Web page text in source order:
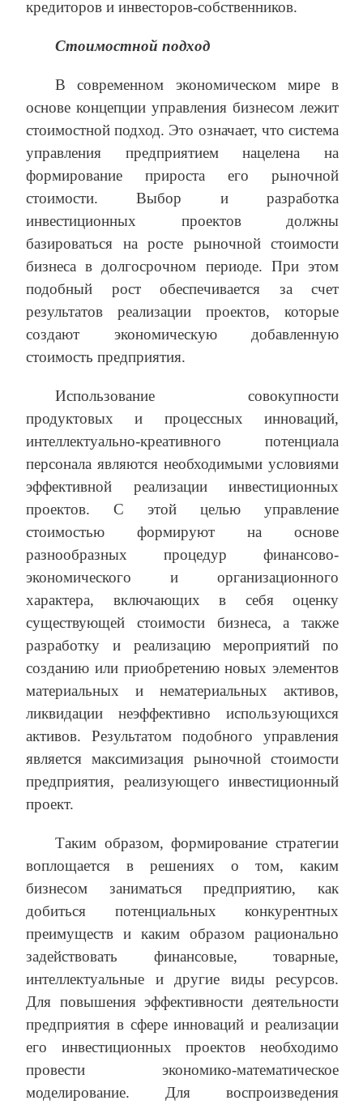
кредиторов и инвесторов-собственников.
Стоимостной подход
В современном экономическом мире в
основе концепции управления бизнесом лежит
стоимостной подход. Это означает, что система
управления предприятием нацелена на
формирование прироста его рыночной
стоимости. Выбор и разработка
инвестиционных проектов должны
базироваться на росте рыночной стоимости
бизнеса в долгосрочном периоде. При этом
подобный рост обеспечивается за счет
результатов реализации проектов, которые
создают экономическую добавленную
стоимость предприятия.
Использование совокупности
продуктовых и процессных инноваций,
интеллектуально-креативного потенциала
персонала являются необходимыми условиями
эффективной реализации инвестиционных
проектов. С этой целью управление
стоимостью формируют на основе
разнообразных процедур финансово-
экономического и организационного
характера, включающих в себя оценку
существующей стоимости бизнеса, а также
разработку и реализацию мероприятий по
созданию или приобретению новых элементов
материальных и нематериальных активов,
ликвидации неэффективно использующихся
активов. Результатом подобного управления
является максимизация рыночной стоимости
предприятия, реализующего инвестиционный
проект.
Таким образом, формирование стратегии
воплощается в решениях о том, каким
бизнесом заниматься предприятию, как
добиться потенциальных конкурентных
преимуществ и каким образом рационально
задействовать финансовые, товарные,
интеллектуальные и другие виды ресурсов.
Для повышения эффективности деятельности
предприятия в сфере инноваций и реализации
его инвестиционных проектов необходимо
провести экономико-математическое
моделирование. Для воспроизведения